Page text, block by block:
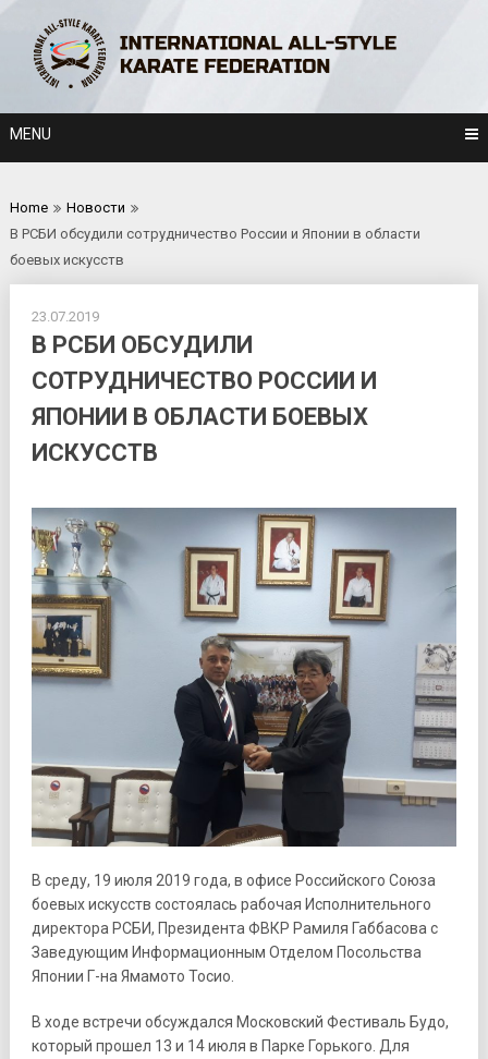
content
MENU
Home
Новости
В РСБИ обсудили сотрудничество России и Японии в области
боевых искусств
23.07.2019
В РСБИ ОБСУДИЛИ
СОТРУДНИЧЕСТВО РОССИИ И
ЯПОНИИ В ОБЛАСТИ БОЕВЫХ
ИСКУССТВ
В среду, 19 июля 2019 года, в офисе Российского Союза
боевых искусств состоялась рабочая Исполнительного
директора РСБИ, Президента ФВКР Рамиля Габбасова с
Заведующим Информационным Отделом Посольства
Японии Г-на Ямамото Тосио.
В ходе встречи обсуждался Московский Фестиваль Будо,
который прошел 13 и 14 июля в Парке Горького. Для